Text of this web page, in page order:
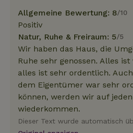
Allgemeine Bewertung: 8/10
Positiv
Natur, Ruhe & Freiraum: 5/5
Wir haben das Haus, die
Ruhe sehr genossen. Alles
alles ist sehr ordentlich.
dem Eigentümer war sehr
können, werden wir auf
wiederkommen.
Dieser Text wurde automatisch